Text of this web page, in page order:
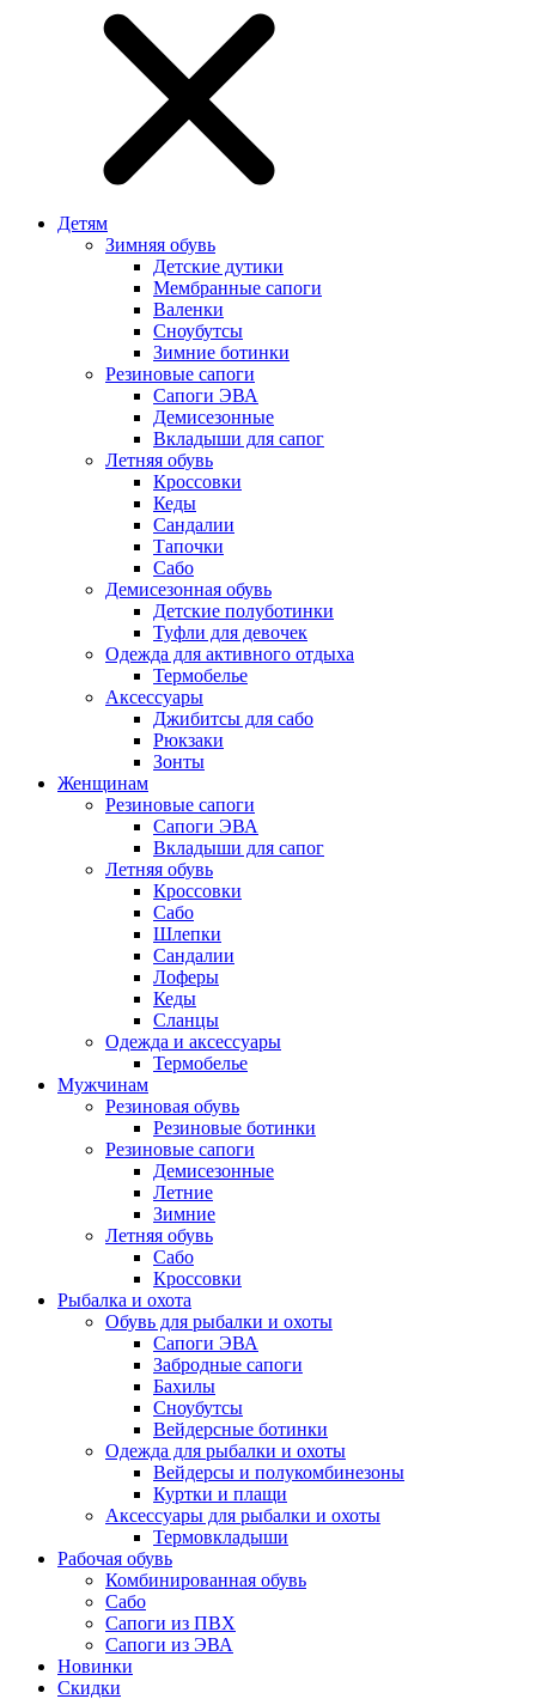
Детям
Зимняя обувь
Детские дутики
Мембранные сапоги
Валенки
Сноубутсы
Зимние ботинки
Резиновые сапоги
Сапоги ЭВА
Демисезонные
Вкладыши для сапог
Летняя обувь
Кроссовки
Кеды
Сандалии
Тапочки
Сабо
Демисезонная обувь
Детские полуботинки
Туфли для девочек
Одежда для активного отдыха
Термобелье
Аксессуары
Джибитсы для сабо
Рюкзаки
Зонты
Женщинам
Резиновые сапоги
Cапоги ЭВА
Вкладыши для сапог
Летняя обувь
Кроссовки
Сабо
Шлепки
Сандалии
Лоферы
Кеды
Сланцы
Одежда и аксессуары
Термобелье
Мужчинам
Резиновая обувь
Резиновые ботинки
Резиновые сапоги
Демисезонные
Летние
Зимние
Летняя обувь
Сабо
Кроссовки
Рыбалка и охота
Обувь для рыбалки и охоты
Сапоги ЭВА
Забродные сапоги
Бахилы
Сноубутсы
Вейдерсные ботинки
Одежда для рыбалки и охоты
Вейдерсы и полукомбинезоны
Куртки и плащи
Аксессуары для рыбалки и охоты
Термовкладыши
Рабочая обувь
Комбинированная обувь
Сабо
Сапоги из ПВХ
Сапоги из ЭВА
Новинки
Скидки